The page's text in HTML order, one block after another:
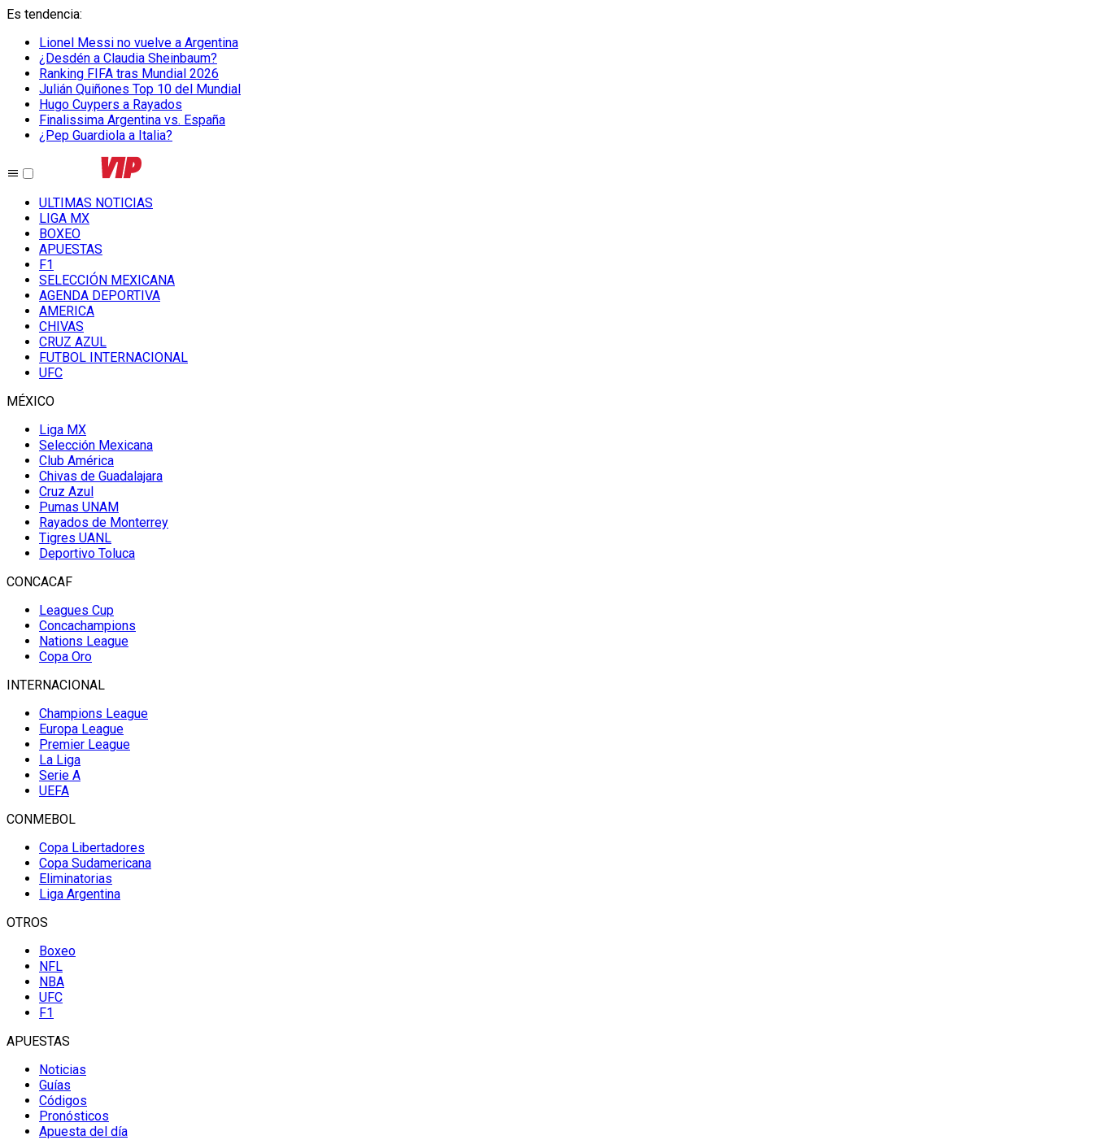
Es tendencia:
Lionel Messi no vuelve a Argentina
¿Desdén a Claudia Sheinbaum?
Ranking FIFA tras Mundial 2026
Julián Quiñones Top 10 del Mundial
Hugo Cuypers a Rayados
Finalissima Argentina vs. España
¿Pep Guardiola a Italia?
ULTIMAS NOTICIAS
LIGA MX
BOXEO
APUESTAS
F1
SELECCIÓN MEXICANA
AGENDA DEPORTIVA
AMERICA
CHIVAS
CRUZ AZUL
FUTBOL INTERNACIONAL
UFC
MÉXICO
Liga MX
Selección Mexicana
Club América
Chivas de Guadalajara
Cruz Azul
Pumas UNAM
Rayados de Monterrey
Tigres UANL
Deportivo Toluca
CONCACAF
Leagues Cup
Concachampions
Nations League
Copa Oro
INTERNACIONAL
Champions League
Europa League
Premier League
La Liga
Serie A
UEFA
CONMEBOL
Copa Libertadores
Copa Sudamericana
Eliminatorias
Liga Argentina
OTROS
Boxeo
NFL
NBA
UFC
F1
APUESTAS
Noticias
Guías
Códigos
Pronósticos
Apuesta del día